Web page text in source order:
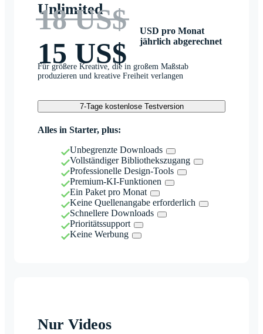
Unlimited
18 US$
15 US$
USD pro Monat
jährlich abgerechnet
Für größere Kreative, die in großem Maßstab
produzieren und kreative Freiheit verlangen
7-Tage kostenlose Testversion
Alles in Starter, plus:
Unbegrenzte Downloads
Vollständiger Bibliothekszugang
Professionelle Design-Tools
Premium-KI-Funktionen
Ein Paket pro Monat
Keine Quellenangabe erforderlich
Schnellere Downloads
Prioritätssupport
Keine Werbung
Nur Videos